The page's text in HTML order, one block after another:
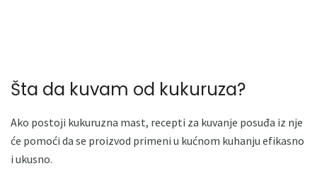
Šta da kuvam od kukuruza?
Ako postoji kukuruzna mast, recepti za kuvanje posuđa iz nje
će pomoći da se proizvod primeni u kućnom kuhanju efikasno
i ukusno.